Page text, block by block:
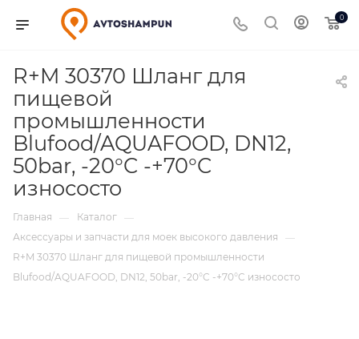
0
R+M 30370 Шланг для
пищевой
промышленности
Blufood/AQUAFOOD, DN12,
50bar, -20°C -+70°C
износосто
Главная — Каталог —
Аксессуары и запчасти для моек высокого давления
—
R+M 30370 Шланг для пищевой промышленности
Blufood/AQUAFOOD, DN12, 50bar, -20°C -+70°C износосто